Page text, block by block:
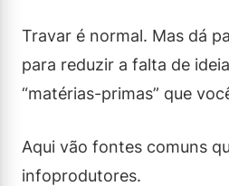
Travar é normal. Mas dá
para reduzir a falta de
“matérias-primas” que
Aqui vão fontes comuns
infoprodutores.